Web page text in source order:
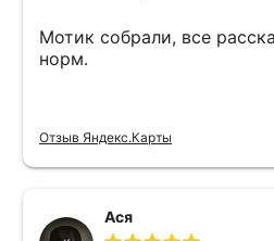
Мотик собрали, все
норм.
Отзыв Яндекс.Карты
Ася